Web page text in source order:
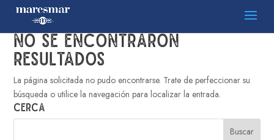
No se encontraron
resultados
La página solicitada no pudo encontrarse. Trate de perfeccionar su
búsqueda o utilice la navegación para localizar la entrada.
Cerca